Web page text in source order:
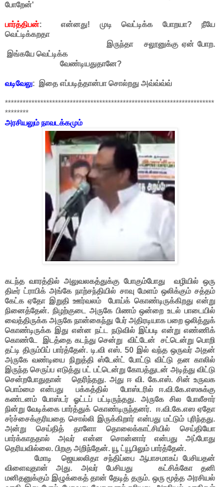
போறேன்'
பார்த்திபன்: என்னது! முடி வெட்டிக்க போறயா? நீயே
வெட்டிக்கறதா
இருந்தா சலூனுக்கு ஏன் போற.
இங்கயே வெட்டிக்க
வேண்டியதுதானே?
வடிவேலு: இதை எப்படித்தான்பா சொல்றது அவ்வ்வ்வ்
***********************************************************************
********
அரசியலும் நாவடக்கமும்
கடந்த வாரத்தில் அலுவலகத்துக்கு போகும்போது வழியில் ஒரு
திடீர் ட்ராபிக் அங்கே நாற்சந்தியில் சாவு மேளம் ஒலிக்கும் சத்தம்
கேட்க ஏதோ இறுதி ஊர்வலம் போய்க் கொண்டிருக்கிறது என்று
நினைத்தேன். நிழற்குடை அருகே பிணம் ஒன்றை உடல் பாடையில்
வைத்திருக்க அருகே நான்கைந்து பேர் அதிரடியாக பறை ஒலித்துக்
கொண்டிருக்க இது என்ன நட்ட நடுவில் இப்படி என்று எண்ணிக்
கொண்டே இடத்தை கடந்து சென்று விட்டேன் சட்டென்று பொறி
தட்டி திரும்பிப் பார்த்தேன். டி.வி எஸ். 50 இல் வந்த ஒருவர் அதன்
அருகே வண்டியை நிறுத்தி ஸ்டேன்ட் போட்டு விட்டு தன காலில்
இருந்த செருப்ப எடுத்து பட் பட்டென்று கோபத்துடன் அடித்து விட்டு
சென்றபோதுதான் தெரிந்தது. அது ஈ வி. கே.எஸ். சின் உருவக
பொம்மை என்பது பக்கத்தில் போஸ்டரில் ஈ.வி.கே.எஸசுக்கு
கண்டனம் போஸ்டர் ஓட்டப் பட்டிருந்தது. அருகே சில போலீசார்
நின்று வேடிக்கை பார்த்துக் கொண்டிருந்தனர். ஈ.வி.கே.எஸ ஏதோ
சர்ச்சைக்குரியதை சொல்லி இருக்கிறார் என்பது மட்டும் புரிந்தது.
அன்று செய்தித் தாளோ தொலைக்காட்சியில் செய்தியோ
பார்க்காததால் அவர் என்ன சொன்னார் என்பது அப்போது
தெரியவில்லை. பிறகு அறிந்தேன். யூ ட்யூபிலும் பார்த்தேன்.
மோடி ஜெயலலிதா சந்திப்பை ஆபாசமாகப் பேசியதன்
விளைவுதான் அது. அவர் பேசியது கட்சிக்கோ தனி
மனிதனுக்கும் இழுக்கைத் தான் தேடித் தரும். ஒரு மூத்த அரசியல்